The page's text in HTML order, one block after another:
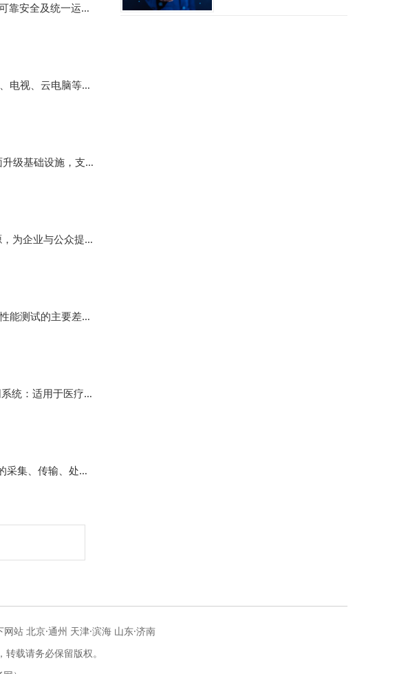
靠安全及统一运维
电视、云电脑等多
级基础设施，支撑
为企业与公众提供
能测试的主要差异
，…
统：适用于医疗冷
采集、传输、处理
站 北京·通州 天津·滨海 山东·济南
载请务必保留版权。